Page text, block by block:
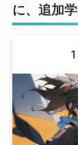
に、追加